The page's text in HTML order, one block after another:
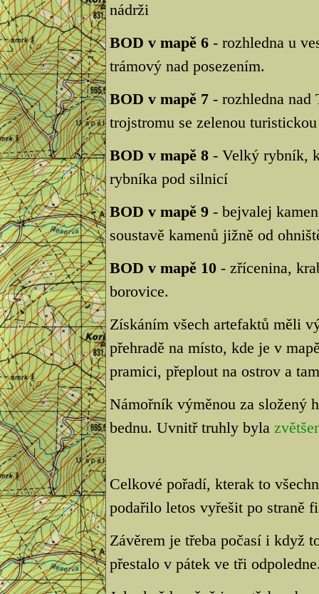
nádrži
BOD v mapě 6- rozhledna u
trámový nad posezením.
BOD v mapě 7- rozhledna nad
trojstromu se zelenou
BOD v mapě 8- Velký rybník,
rybníka pod silnicí
BOD v mapě 9- bejvalej
soustavě kamenů jižně od
BOD v mapě 10- zřícenina,
borovice.
Získáním všech artefaktů měli
přehradě na místo, kde je v
pramici, přeplout na ostrov a
Námořník výměnou za složený
bednu. Uvnitř truhly byla
Celkové pořadí, kterak to
podařilo letos vyřešit po straně
Závěrem je třeba počasí i když
přestalo v pátek ve tři